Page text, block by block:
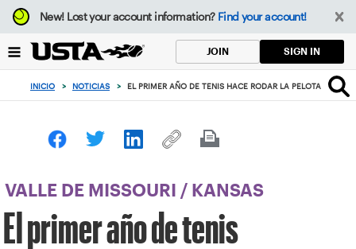
Enfoque
desde
botón
volver
principio
New!Lost your account information? Find your account!
JOIN SIGN IN
INICIO > NOTICIAS > EL PRIMER AÑO DE TENIS HACE RODAR LA PELOTA CON
VALLE DE MISSOURI / KANSAS
El primer año de tenis